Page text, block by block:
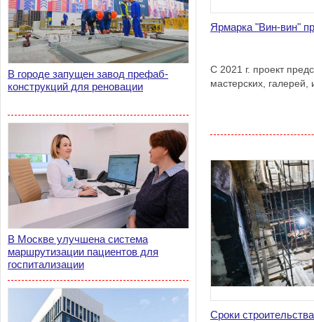
В городе запущен завод префаб-
конструкций для реновации
В Москве улучшена система
маршрутизации пациентов для
госпитализации
Ярмарка "Вин-вин"
С 2021 г. проект
мастерских,
Сроки